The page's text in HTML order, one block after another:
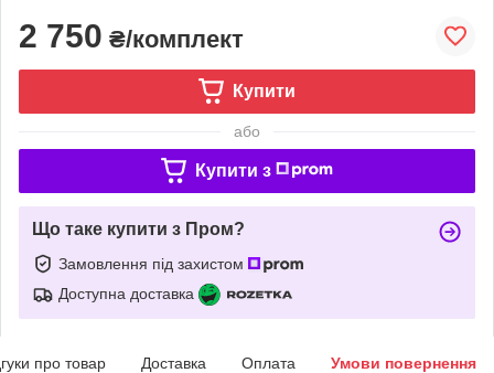
2 750 ₴/комплект
Купити
або
Купити з
Що таке купити з Пром?
Замовлення під захистом
Доступна доставка
про товар Доставка Оплата Умови повернення